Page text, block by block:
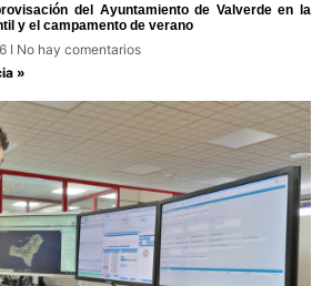
del Ayuntamiento de Valverde en la
y el campamento de verano
No hay comentarios
»